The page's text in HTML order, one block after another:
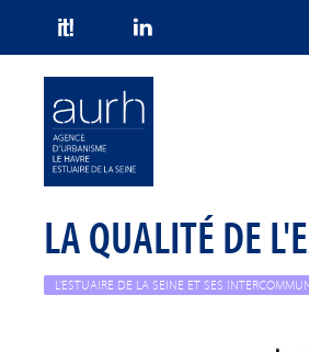
LA QUALITÉ DE
L'ESTUAIRE DE LA SEINE ET SES